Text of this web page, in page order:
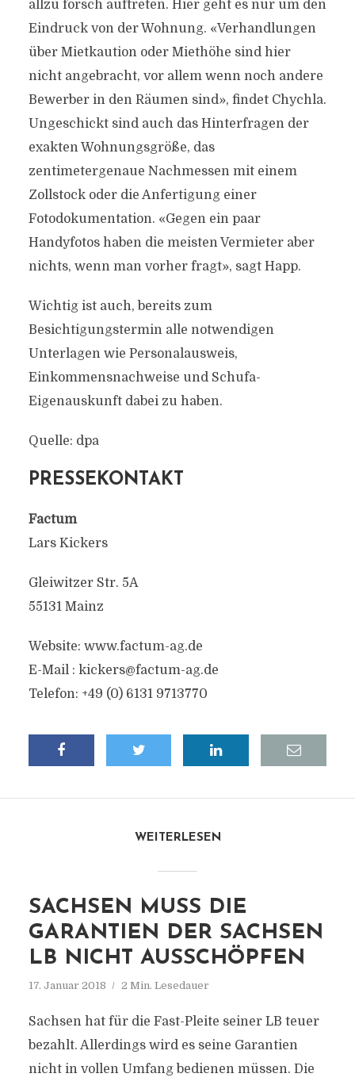
allzu forsch auftreten. Hier geht es nur um den
Eindruck von der Wohnung. «Verhandlungen
über Mietkaution oder Miethöhe sind hier
nicht angebracht, vor allem wenn noch andere
Bewerber in den Räumen sind», findet Chychla.
Ungeschickt sind auch das Hinterfragen der
exakten Wohnungsgröße, das
zentimetergenaue Nachmessen mit einem
Zollstock oder die Anfertigung einer
Fotodokumentation. «Gegen ein paar
Handyfotos haben die meisten Vermieter aber
nichts, wenn man vorher fragt», sagt Happ.
Wichtig ist auch, bereits zum
Besichtigungstermin alle notwendigen
Unterlagen wie Personalausweis,
Einkommensnachweise und Schufa-
Eigenauskunft dabei zu haben.
Quelle: dpa
PRESSEKONTAKT
Factum
Lars Kickers
Gleiwitzer Str. 5A
55131 Mainz
Website: www.factum-ag.de
E-Mail : kickers@factum-ag.de
Telefon: +49 (0) 6131 9713770
WEITERLESEN
SACHSEN MUSS DIE
GARANTIEN DER SACHSEN
LB NICHT AUSSCHÖPFEN
17. Januar 2018 2 Min. Lesedauer
Sachsen hat für die Fast-Pleite seiner LB teuer
bezahlt. Allerdings wird es seine Garantien
nicht in vollen Umfang bedienen müssen. Die